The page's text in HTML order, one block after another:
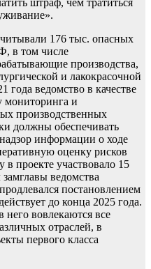
штраф, чем тратиться
176 тыс. опасных
в том числе
производства,
и лакокрасочной
ведомство в качестве
мониторинга и
производственных
должны обеспечивать
информации о ходе
оценку рисков
проекте участвовало 15
ведомства
постановлением
до конца 2025 года.
вовлекаются все
отраслей, в
первого класса